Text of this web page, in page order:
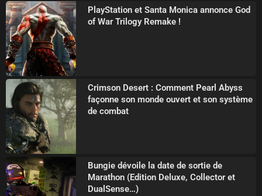
PlayStation et Santa Monica annonce God
of War Trilogy Remake !
Crimson Desert : Comment Pearl Abyss
façonne son monde ouvert et son système
de combat
Bungie dévoile la date de sortie de
Marathon (Edition Deluxe, Collector et
DualSense…)